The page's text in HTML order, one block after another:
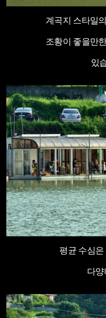
계곡지 스타일
조황이 좋을만
있
평균 수심은
다양